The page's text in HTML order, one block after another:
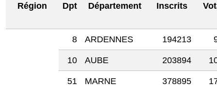
Région Dpt Département Inscrits
8 ARDENNES 194213
10 AUBE 203894
51 MARNE 378895